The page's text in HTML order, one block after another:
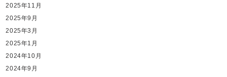
2025年11月
2025年9月
2025年3月
2025年1月
2024年10月
2024年9月